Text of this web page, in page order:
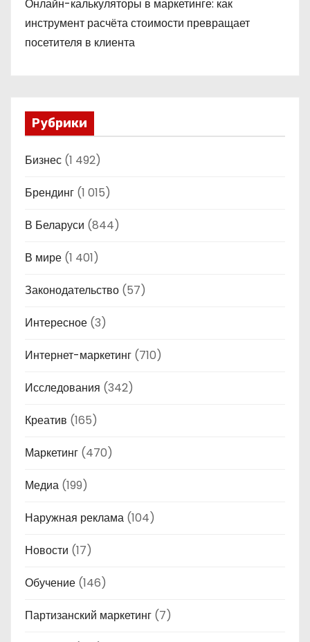
Онлайн-калькуляторы в маркетинге: как
инструмент расчёта стоимости превращает
посетителя в клиента
Рубрики
Бизнес (1 492)
Брендинг (1 015)
В Беларуси (844)
В мире (1 401)
Законодательство (57)
Интересное (3)
Интернет-маркетинг (710)
Исследования (342)
Креатив (165)
Маркетинг (470)
Медиа (199)
Наружная реклама (104)
Новости (17)
Обучение (146)
Партизанский маркетинг (7)